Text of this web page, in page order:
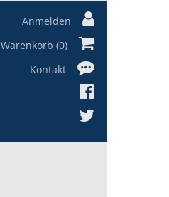
Anmelden
Warenkorb (0)
Kontakt